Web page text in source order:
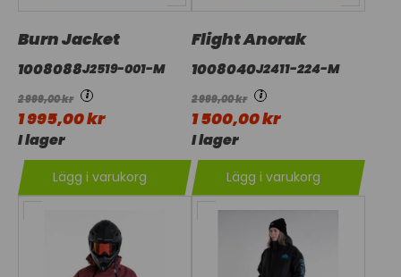
Burn Jacket
1008088J2519-001-M
2 999,00 kr i
1 995,00 kr
I lager
Lägg i varukorg
Flight Anorak
1008040J2411-224-M
2 999,00 kr i
1 500,00 kr
I lager
Lägg i varukorg